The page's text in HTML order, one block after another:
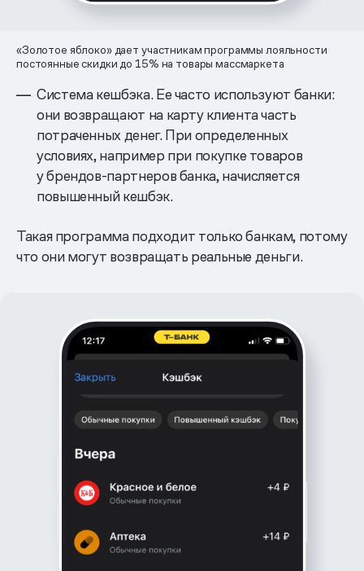
«Золотое яблоко» дает участникам программы лояльности
постоянные скидки до 15% на товары массмаркета
Система кешбэка. Ее часто используют банки:
они возвращают на карту клиента часть
потраченных денег. При определенных
условиях, например при покупке товаров
у брендов-партнеров банка, начисляется
повышенный кешбэк.
Такая программа подходит только банкам, потому
что они могут возвращать реальные деньги.